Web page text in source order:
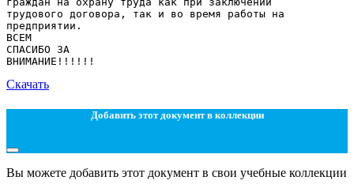
Скачать
Добавить этот документ в коллекции
Вы можете добавить этот документ в свои учебные коллекции